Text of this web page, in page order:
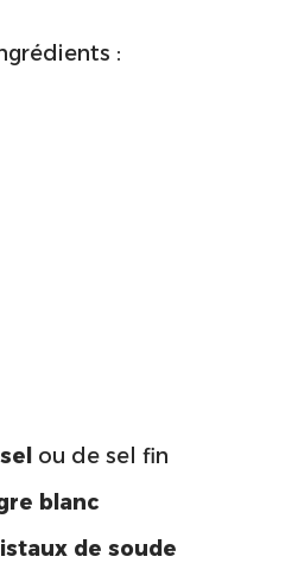
:
ou de sel fin
blanc
de soude